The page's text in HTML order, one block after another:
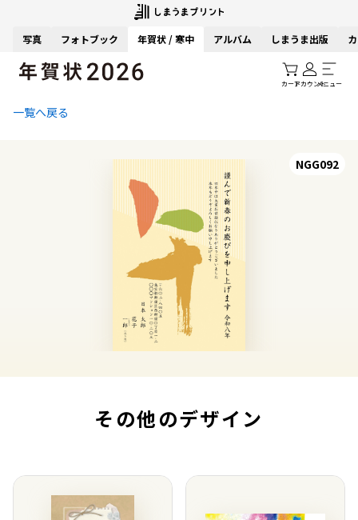
写真 フォトブック 年賀状 / 寒中 アルバム しまうま出版
カートアカウントメニュー
一覧へ戻る
NGG092
その他のデザイン